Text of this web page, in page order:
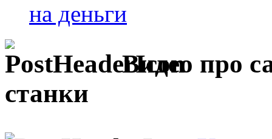
на деньги
Видео про
станки